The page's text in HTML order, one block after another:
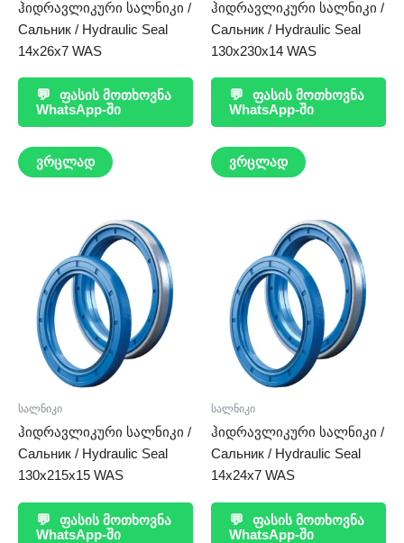
ჰიდრავლიკური სალნიკი /
Сальник / Hydraulic Seal
14x26x7 WAS
💬
ფასის მოთხოვნა
WhatsApp-ში
ვრცლად
ჰიდრავლიკური სალნიკი /
Сальник / Hydraulic Seal
130x230x14 WAS
💬
ფასის მოთხოვნა
WhatsApp-ში
ვრცლად
სალნიკი
ჰიდრავლიკური სალნიკი /
Сальник / Hydraulic Seal
130x215x15 WAS
💬
ფასის მოთხოვნა
WhatsApp-ში
სალნიკი
ჰიდრავლიკური სალნიკი /
Сальник / Hydraulic Seal
14x24x7 WAS
💬
ფასის მოთხოვნა
WhatsApp-ში